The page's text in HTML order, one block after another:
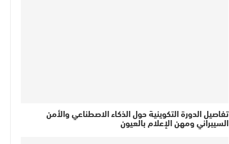
تفاصيل الدورة التكوينية حول الذكاء الاصطناعي والأمن
السيبراني ومهن الإعلام بالعيون